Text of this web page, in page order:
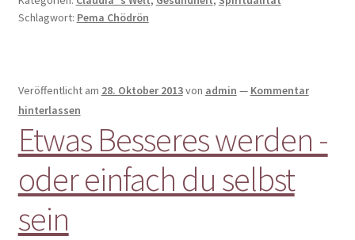
Schlagwort: Pema Chödrön
Veröffentlicht am 28. Oktober 2013von admin — Kommentar
hinterlassen
Etwas Besseres werden -
oder einfach du selbst
sein